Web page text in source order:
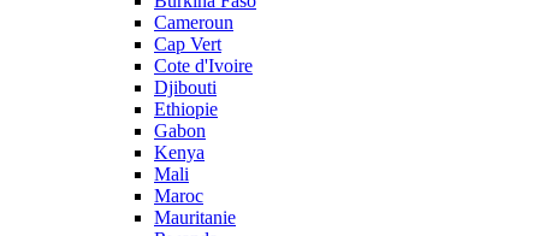
Cameroun
Cap Vert
Cote d'Ivoire
Djibouti
Ethiopie
Gabon
Kenya
Mali
Maroc
Mauritanie